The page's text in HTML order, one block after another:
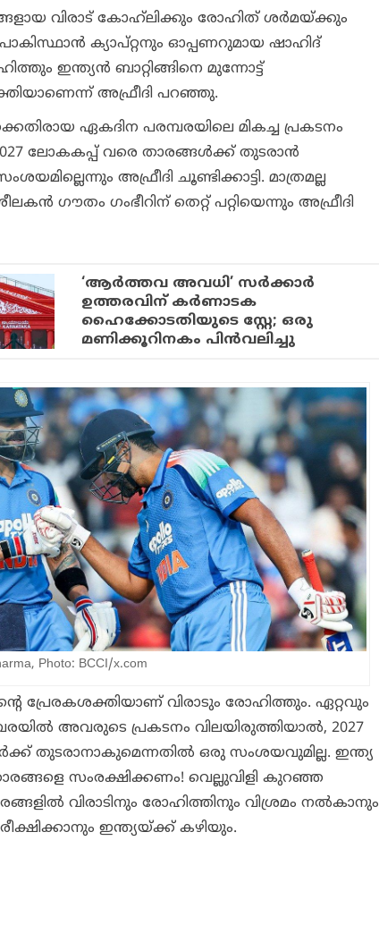
വിരാട് കോഹ്‌ലിക്കും രോഹിത് ശര്‍മയ്ക്കും
ക്യാപ്റ്റനും ഓപ്പണറുമായ ഷാഹിദ്
ഇന്ത്യന്‍ ബാറ്റിങ്ങിനെ മുന്നോട്ട്
അഫ്രീദി പറഞ്ഞു.
ഏകദിന പരമ്പരയിലെ മികച്ച പ്രകടനം
ലോകകപ്പ് വരെ താരങ്ങള്‍ക്ക് തുടരാന്‍
അഫ്രീദി ചൂണ്ടിക്കാട്ടി. മാത്രമല്ല
ഗൗതം ഗംഭീറിന് തെറ്റ് പറ്റിയെന്നും അഫ്രീദി
‘ആര്‍ത്തവ അവധി’ സര്‍ക്കാര്‍
ഉത്തരവിന് കര്‍ണാടക
ഹൈക്കോടതിയുടെ സ്റ്റേ; ഒരു
മണിക്കൂറിനകം പിന്‍വലിച്ചു
Photo: BCCI/x.com
പ്രേരകശക്തിയാണ് വിരാടും രോഹിത്തും. ഏറ്റവും
അവരുടെ പ്രകടനം വിലയിരുത്തിയാല്‍, 2027
തുടരാനാകുമെന്നതില്‍ ഒരു സംശയവുമില്ല. ഇന്ത്യ
സംരക്ഷിക്കണം! വെല്ലുവിളി കുറഞ്ഞ
വിരാടിനും രോഹിത്തിനും വിശ്രമം നല്‍കാനും
ഇന്ത്യയ്ക്ക് കഴിയും.